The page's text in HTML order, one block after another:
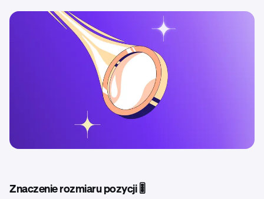
Znaczenie rozmiaru pozycji 🎚️